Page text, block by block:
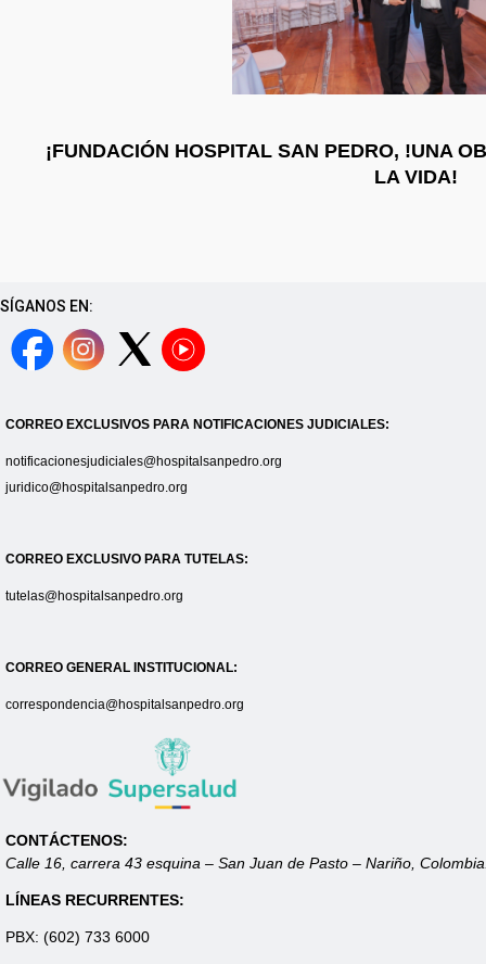
¡FUNDACIÓN HOSPITAL SAN PEDRO, !UNA
LA VIDA!
SÍGANOS EN:
CORREO EXCLUSIVOS PARA NOTIFICACIONES JUDICIALES:
notificacionesjudiciales@hospitalsanpedro.org
juridico@hospitalsanpedro.org
CORREO EXCLUSIVO PARA TUTELAS:
tutelas@hospitalsanpedro.org
CORREO GENERAL INSTITUCIONAL:
correspondencia@hospitalsanpedro.org
CONTÁCTENOS:
Calle 16, carrera 43 esquina – San Juan de Pasto – Nariño,
LÍNEAS RECURRENTES:
PBX: (602) 733 6000